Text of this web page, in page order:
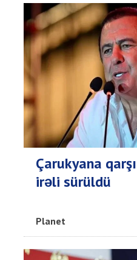
Çarukyana
irəli sürüldü
Planet